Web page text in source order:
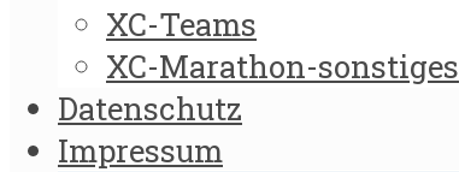
XC-Teams
XC-Marathon-sonstiges
Datenschutz
Impressum